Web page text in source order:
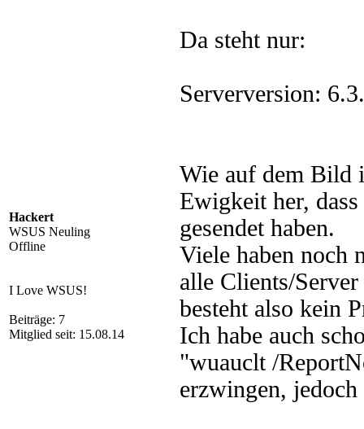
Hackert
WSUS Neuling
Offline
I Love WSUS!
Beiträge: 7
Mitglied seit: 15.08.14
Da steht nur:
Serverversion:
Wie auf dem Bild
Ewigkeit her,
gesendet haben.
Viele haben noch
alle Clients/
besteht also kein
Ich habe auch
"wuauclt /
erzwingen,